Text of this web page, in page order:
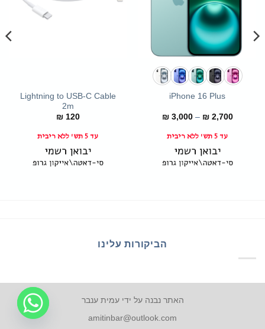
iPhone 16 Plus
₪2,700
–
₪3,000
עד 5 תש' ללא ריבית
Lightning to USB-C Cable
2m
₪120
עד 5 תש' ללא ריבית
הביקורות עלינו
האתר נבנה על ידי עמית ענבר
amitinbar@outlook.com